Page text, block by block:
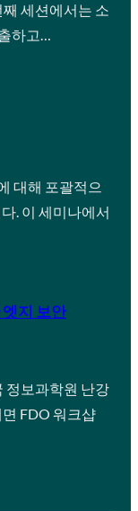
세션에서는 소
하고…
대해 포괄적으
. 이 세미나에서
지 보안
정보과학원 난강
FDO 워크샵